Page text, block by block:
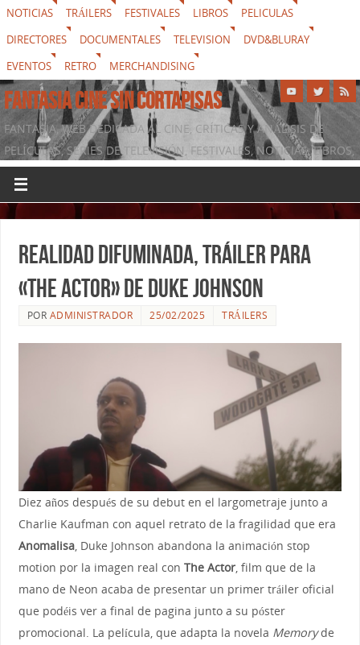
NOTICIAS TRÁILERS FESTIVALES LIBROS
PELICULAS
DIRECTORES
DOCUMENTALES TELEVISION
DVD&BLURAY
EVENTOS
RETRO MERCHANDISING
FANTASIA CINE SIN CORTAPISAS
FANTASIA, WEB DEDICADA AL CINE, CRÍTICAS Y ANÁLISIS DE
PELÍCULAS, SERIES DE TELEVISIÓN, FESTIVALES, NOTICIAS, LIBROS,
DVD & BLURAY, MERCHANDISING Y TODO LO QUE RODEA AL
SÉPTIMO ARTE
Realidad difuminada, tráiler para
«The Actor» de Duke Johnson
POR ADMINISTRADOR 25/02/2025 TRÁILERS
Diez años después de su debut en el largometraje junto a
Charlie Kaufman con aquel retrato de la fragilidad que era
Anomalisa, Duke Johnson abandona la animación stop
motion por la imagen real con The Actor, film que de la
mano de Neon acaba de presentar un primer tráiler oficial
que podéis ver a final de pagina junto a su póster
promocional. La película, que adapta la novela Memoryde